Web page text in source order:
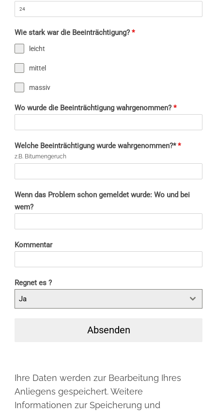
Wie stark war die Beeinträchtigung? *
leicht
mittel
massiv
Wo wurde die Beeinträchtigung wahrgenommen? *
Welche Beeinträchtigung wurde wahrgenommen?**
z.B. Bitumengeruch
Wenn das Problem schon gemeldet wurde: Wo und bei
wem?
Kommentar
Regnet es ?
Ja
Absenden
Ihre Daten werden zur Bearbeitung Ihres
Anliegens gespeichert. Weitere
Informationen zur Speicherung und